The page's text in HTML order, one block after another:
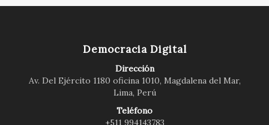
Democracia Digital
Dirección
Av. Del Ejército 1180 oficina 1010, Magdalena del Mar,
Lima, Perú
Teléfono
+511 994143783